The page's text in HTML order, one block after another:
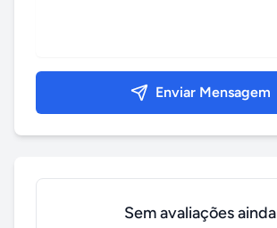
Enviar Mensagem
Sem avaliações ainda